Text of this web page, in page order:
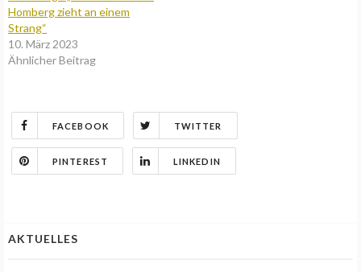
Homberg zieht an einem
Strang“
10. März 2023
Ähnlicher Beitrag
FACEBOOK TWITTER
PINTEREST LINKEDIN
AKTUELLES